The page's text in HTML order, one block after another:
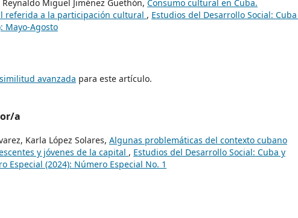
Reynaldo Miguel Jiménez Guethón, Consumo cultural en Cuba.
referida a la participación cultural , Estudios del Desarrollo Social:
Mayo-Agosto
avanzada para este artículo.
a
Karla López Solares, Algunas problemáticas del contexto cubano
y jóvenes de la capital , Estudios del Desarrollo Social: Cuba y
Especial (2024): Número Especial No. 1